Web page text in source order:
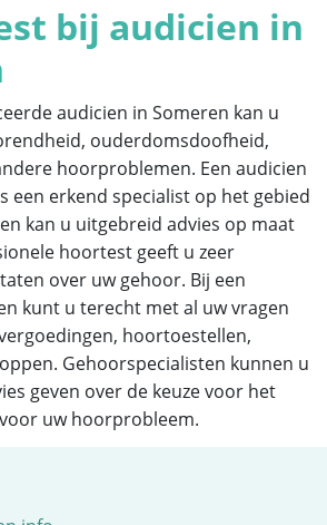
bij audicien in
audicien in Someren kan u
ouderdomsdoofheid,
hoorproblemen. Een audicien
een erkend specialist op het gebied
kan u uitgebreid advies op maat
hoortest geeft u zeer
over uw gehoor. Bij een
kunt u terecht met al uw vragen
hoortoestellen,
Gehoorspecialisten kunnen u
geven over de keuze voor het
uw hoorprobleem.